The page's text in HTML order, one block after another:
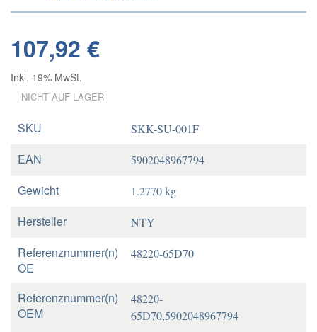
107,92 €
Inkl. 19% MwSt.
NICHT AUF LAGER
SKU SKK-SU-001F
EAN 5902048967794
Gewicht 1.2770 kg
Hersteller NTY
Referenznummer(n)
OE
48220-65D70
Referenznummer(n)
OEM
48220-
65D70,5902048967794